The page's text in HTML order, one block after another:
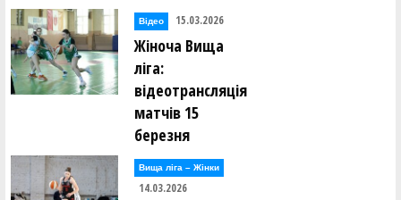
Відео 15.03.2026
Жіноча Вища
ліга:
відеотрансляція
матчів 15
березня
Вища лiга – Жiнки
14.03.2026